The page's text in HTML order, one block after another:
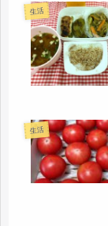
生活
生活